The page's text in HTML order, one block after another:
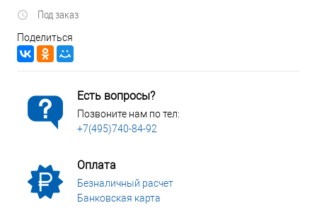
Под заказ
Поделиться
Есть вопросы?
Позвоните нам по тел:
+7(495)740-84-92
Оплата
Безналичный расчет
Банковская карта